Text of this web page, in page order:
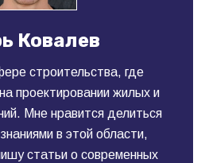
Ковалев
строительства, где
проектировании жилых и
Мне нравится делиться
в этой области,
статьи о современных